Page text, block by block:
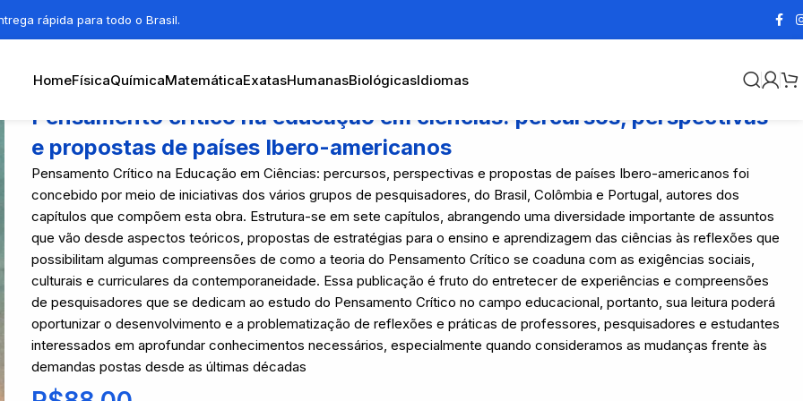
rápida para todo o Brasil.
HomeFísicaQuímicaMatemáticaExatasHumanasBiológicasIdiomas
Pensamento crítico na educação em ciências: percursos, perspectivas
e propostas de países Ibero-americanos
Pensamento Crítico na Educação em Ciências: percursos, perspectivas e propostas de países Ibero-americanos foi
concebido por meio de iniciativas dos vários grupos de pesquisadores, do Brasil, Colômbia e Portugal, autores dos
capítulos que compõem esta obra. Estrutura-se em sete capítulos, abrangendo uma diversidade importante de assuntos
que vão desde aspectos teóricos, propostas de estratégias para o ensino e aprendizagem das ciências às reflexões que
possibilitam algumas compreensões de como a teoria do Pensamento Crítico se coaduna com as exigências sociais,
culturais e curriculares da contemporaneidade. Essa publicação é fruto do entretecer de experiências e compreensões
de pesquisadores que se dedicam ao estudo do Pensamento Crítico no campo educacional, portanto, sua leitura poderá
oportunizar o desenvolvimento e a problematização de reflexões e práticas de professores, pesquisadores e estudantes
interessados em aprofundar conhecimentos necessários, especialmente quando consideramos as mudanças frente às
demandas postas desde as últimas décadas